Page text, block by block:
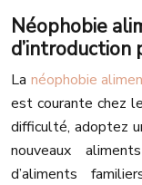
Néophobie
d’introduction
La néophobie
est courante chez
difficulté, adoptez
nouveaux
d’aliments